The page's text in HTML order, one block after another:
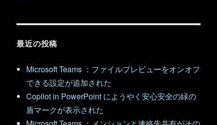
最近の投稿
Microsoft Teams ：ファイルプレビューをオンオフ
できる設定が追加された
Copilot in PowerPoint にようやく安心安全の緑の
盾マークが表示された